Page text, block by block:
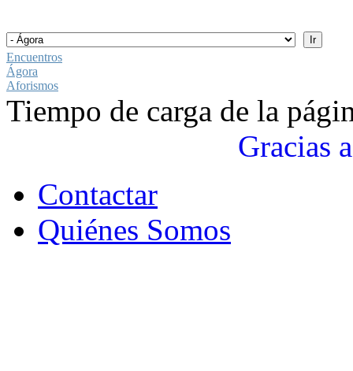
Encuentros
Ágora
Aforismos
Tiempo de carga de la
Gracias a
Contactar
Quiénes Somos